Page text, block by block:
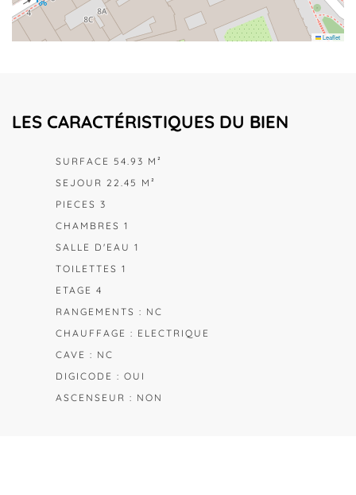
Leaflet
LES CARACTÉRISTIQUES DU BIEN
SURFACE 54.93 M²
SEJOUR 22.45 M²
PIECES 3
CHAMBRES 1
SALLE D'EAU 1
TOILETTES 1
ETAGE 4
RANGEMENTS : NC
CHAUFFAGE : ELECTRIQUE
CAVE : NC
DIGICODE : OUI
ASCENSEUR : NON